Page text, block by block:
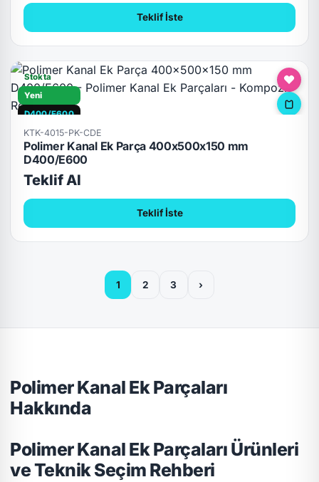
Teklif İste
Stokta
Yeni
D400/E600
KTK-4015-PK-CDE
Polimer Kanal Ek Parça 400x500x150 mm
D400/E600
Teklif Al
Teklif İste
1 2 3 ›
Polimer Kanal Ek Parçaları
Hakkında
Polimer Kanal Ek Parçaları Ürünleri
ve Teknik Seçim Rehberi